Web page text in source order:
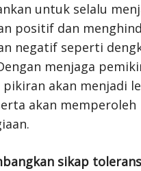
untuk selalu
positif dan
negatif seperti
menjaga
pikiran akan menjadi
akan memperoleh
sikap